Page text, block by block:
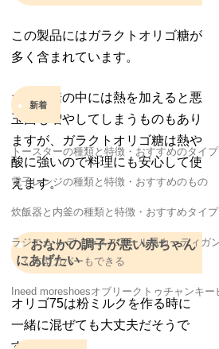
この製品にはガラクトオリゴ糖が
多く含まれています。
オリゴ糖の中には熱を加えると悪
玉菌も増やしてしまうものもあり
ますが、ガラクトオリゴ糖は熱や
酸に強いので料理にも安心して使
えます。
おなかの調子が悪い赤ちゃん
にあげたい
オリゴ75は粉ミルクを作る時に
一緒に混ぜても大丈夫だそうで
新着
トースターの種類と特徴・おすすめのタイプ
電子レンジの種類と特徴・おすすめのもの
炊飯器と内釜の種類と特徴・おすすめタイプ
ラジエム レディースストール風カーディガ
く体型カバーもできる
Ineed moreshoesオブリークトゥチャンキー